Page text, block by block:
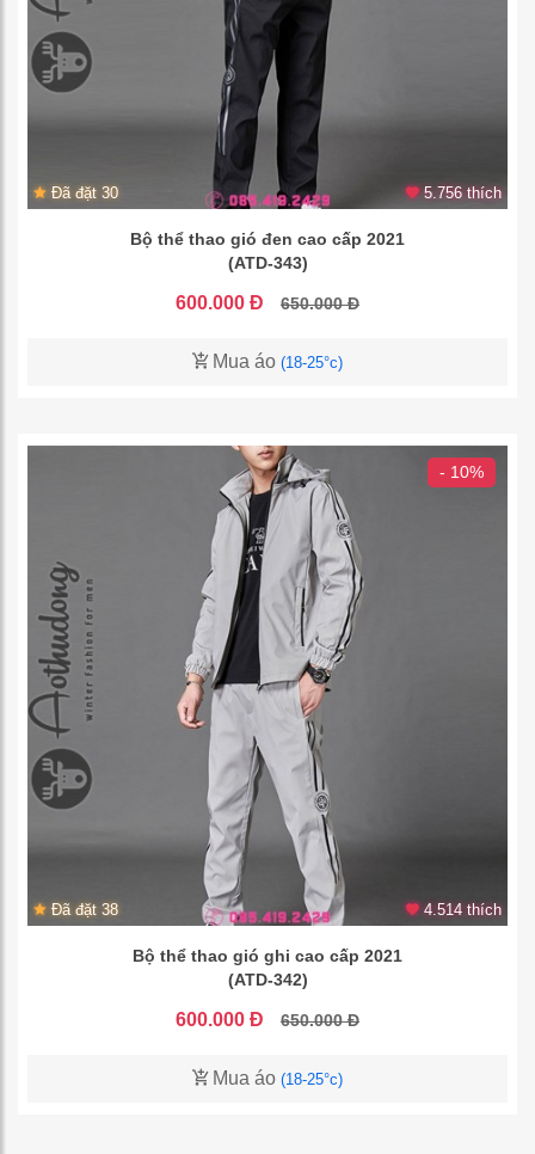
Đã đặt 30 5.756 thích
Bộ thể thao gió đen cao cấp 2021
(ATD-343)
600.000 Đ 650.000 Đ
Mua áo (18-25°c)
- 10%
Đã đặt 38 4.514 thích
Bộ thể thao gió ghi cao cấp 2021
(ATD-342)
600.000 Đ 650.000 Đ
Mua áo (18-25°c)